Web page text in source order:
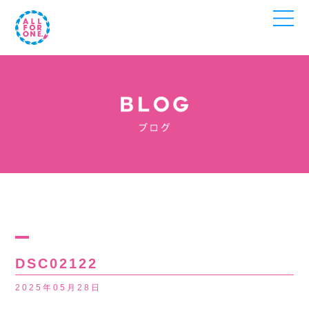
DSC02122
2025年05月28日